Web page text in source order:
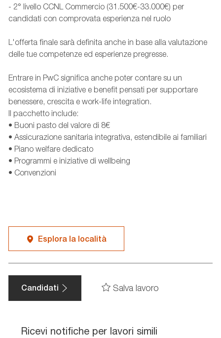
- 2° livello CCNL Commercio (31.500€-33.000€) per
candidati con comprovata esperienza nel ruolo
L'offerta finale sarà definita anche in base alla valutazione
delle tue competenze ed esperienze pregresse.
Entrare in PwC significa anche poter contare su un
ecosistema di iniziative e benefit pensati per supportare
benessere, crescita e work-life integration.
Il pacchetto include:
• Buoni pasto del valore di 8€
• Assicurazione sanitaria integrativa, estendibile ai familiari
• Piano welfare dedicato
• Programmi e iniziative di wellbeing
• Convenzioni
Esplora la località
Candidati Salva lavoro
Ricevi notifiche per lavori simili